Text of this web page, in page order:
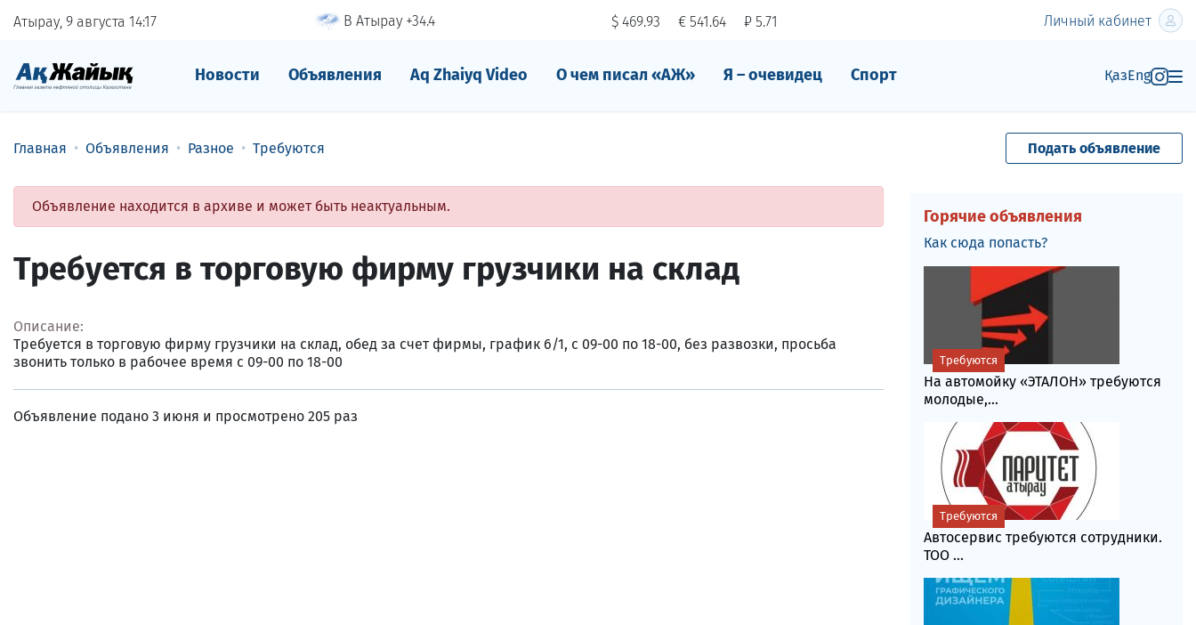
Атырау, 9 августа 14:17 В Атырау +34.4 $ 469.93 € 541.64 ₽ 5.71 Личный кабинет
Новости Объявления Aq Zhaiyq Video О чем писал «АЖ» Я – очевидец Спорт ҚазEng
Главная Объявления Разное Требуются Подать объявление
Объявление находится в архиве и может быть неактуальным.
Требуется в торговую фирму грузчики на склад
Описание:
Требуется в торговую фирму грузчики на склад, обед за счет фирмы, график 6/1, с 09-00 по 18-00, без развозки, просьба
звонить только в рабочее время с 09-00 по 18-00
Объявление подано 3 июня и просмотрено 205 раз
Горячие объявления
Как сюда попасть?
На автомойку «ЭТАЛОН» требуются
молодые,...
Требуются
Автосервис требуются сотрудники.
ТОО ...
Требуются